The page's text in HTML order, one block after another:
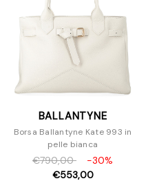
BALLANTYNE
Borsa Ballantyne Kate 993 in
pelle bianca
€790,00
-30%
€553,00